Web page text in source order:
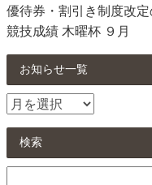
優待券・割引き制度改
競技成績 木曜杯 ９月
お知らせ一覧
お
せ
検索